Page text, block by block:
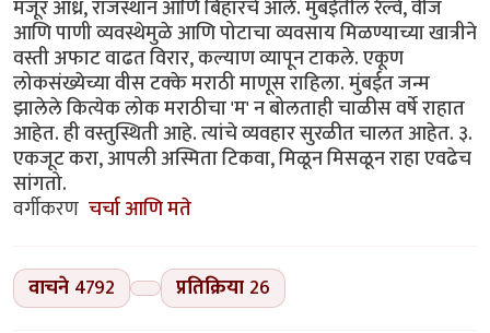
मजूर आंध्र, राजस्थान आणि बिहारचे आले. मुंबईतील रेल्वे, वीज
आणि पाणी व्यवस्थेमुळे आणि पोटाचा व्यवसाय मिळण्याच्या खात्रीने
वस्ती अफाट वाढत विरार, कल्याण व्यापून टाकले. एकूण
लोकसंख्येच्या वीस टक्के मराठी माणूस राहिला. मुंबईत जन्म
झालेले कित्येक लोक मराठीचा 'म' न बोलताही चाळीस वर्षे राहात
आहेत. ही वस्तुस्थिती आहे. त्यांचे व्यवहार सुरळीत चालत आहेत. ३.
एकजूट करा, आपली अस्मिता टिकवा, मिळून मिसळून राहा एवढेच
सांगतो.
वर्गीकरण चर्चा आणि मते
वाचने 4792 प्रतिक्रिया 26